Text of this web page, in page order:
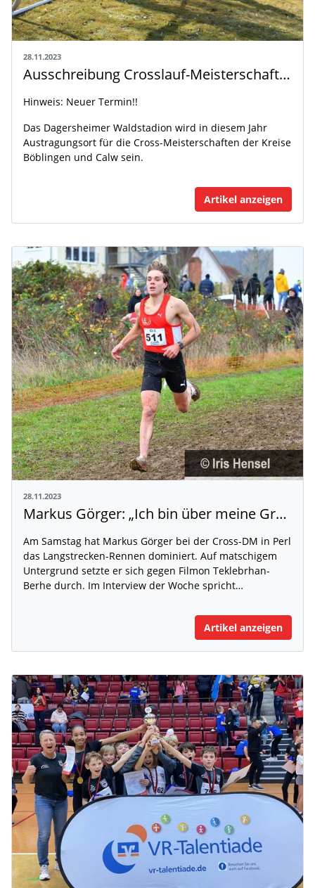
28.11.2023
Ausschreibung Crosslauf-Meisterschaften für den 23.03.2024
Hinweis: Neuer Termin!!
Das Dagersheimer Waldstadion wird in diesem Jahr
Austragungsort für die Cross-Meisterschaften der Kreise
Böblingen und Calw sein.
Artikel anzeigen
28.11.2023
Markus Görger: „Ich bin über meine Grenzen gegangen“
Am Samstag hat Markus Görger bei der Cross-DM in Perl
das Langstrecken-Rennen dominiert. Auf matschigem
Untergrund setzte er sich gegen Filmon Teklebrhan-
Berhe durch. Im Interview der Woche spricht…
Artikel anzeigen